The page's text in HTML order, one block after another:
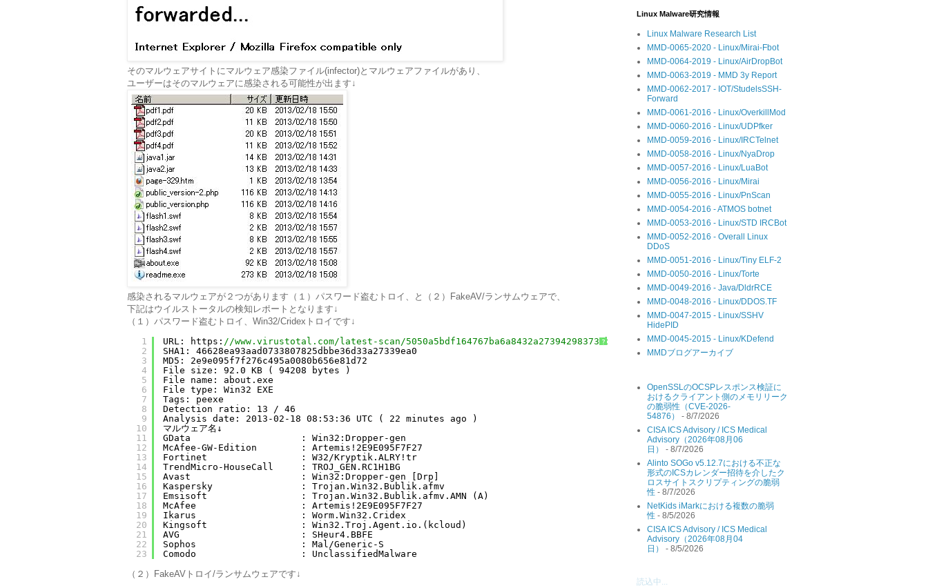
そのマルウェアサイトにマルウェア感染ファイル(infector)とマルウェアファイルがあり、
ユーザーはそのマルウェアに感染される可能性が出ます↓
感染されるマルウェアが２つがあります（１）パスワード盗むトロイ、と（２）FakeAV/ランサムウェアで、
下記はウイルストータルの検知レポートとなります↓
（１）パスワード盗むトロイ、Win32/Cridexトロイです↓
?
1
2
3
4
5
6
7
8
9
10
11
12
13
14
15
16
17
18
19
20
21
22
23
URL: https: //www.virustotal.com/latest-scan/5050a5bdf164767ba6a8432a273942983737b3553c2f0d8fdbab42bbdaab3f6e
SHA1: 46628ea93aad0733807825dbbe36d33a27339ea0
MD5: 2e9e095f7f276c495a0080b656e81d72
File size: 92.0 KB ( 94208 bytes )
File name: about.exe
File type: Win32 EXE
Tags: peexe
Detection ratio: 13 / 46
Analysis date: 2013-02-18 08:53:36 UTC ( 22 minutes ago )
マルウェア名↓
GData                    : Win32:Dropper-gen
McAfee-GW-Edition        : Artemis!2E9E095F7F27
Fortinet                 : W32/Kryptik.ALRY!tr
TrendMicro-HouseCall     : TROJ_GEN.RC1H1BG
Avast                    : Win32:Dropper-gen [Drp]
Kaspersky                : Trojan.Win32.Bublik.afmv
Emsisoft                 : Trojan.Win32.Bublik.afmv.AMN (A)
McAfee                   : Artemis!2E9E095F7F27
Ikarus                   : Worm.Win32.Cridex
Kingsoft                 : Win32.Troj.Agent.io.(kcloud)
AVG                      : SHeur4.BBFE
Sophos                   : Mal/Generic-S
Comodo                   : UnclassifiedMalware
（２）FakeAVトロイ/ランサムウェアです↓
Linux Malware研究情報
Linux Malware Research List
MMD-0065-2020 - Linux/Mirai-Fbot
MMD-0064-2019 - Linux/AirDropBot
MMD-0063-2019 - MMD 3y Report
MMD-0062-2017 - IOT/StudelsSSH-
Forward
MMD-0061-2016 - Linux/OverkillMod
MMD-0060-2016 - Linux/UDPfker
MMD-0059-2016 - Linux/IRCTelnet
MMD-0058-2016 - Linux/NyaDrop
MMD-0057-2016 - Linux/LuaBot
MMD-0056-2016 - Linux/Mirai
MMD-0055-2016 - Linux/PnScan
MMD-0054-2016 - ATMOS botnet
MMD-0053-2016 - Linux/STD IRCBot
MMD-0052-2016 - Overall Linux
DDoS
MMD-0051-2016 - Linux/Tiny ELF-2
MMD-0050-2016 - Linux/Torte
MMD-0049-2016 - Java/DldrRCE
MMD-0048-2016 - Linux/DDOS.TF
MMD-0047-2015 - Linux/SSHV
HidePID
MMD-0045-2015 - Linux/KDefend
MMDブログアーカイブ
OpenSSLのOCSPレスポンス検証に
おけるクライアント側のメモリリーク
の脆弱性（CVE-2026-
54876）
- 8/7/2026
CISA ICS Advisory / ICS Medical
Advisory（2026年08月06
日）
- 8/7/2026
Alinto SOGo v5.12.7における不正な
形式のICSカレンダー招待を介したク
ロスサイトスクリプティングの脆弱
性 - 8/7/2026
NetKids iMarkにおける複数の脆弱
性 - 8/5/2026
CISA ICS Advisory / ICS Medical
Advisory（2026年08月04
日）
- 8/5/2026
読込中...